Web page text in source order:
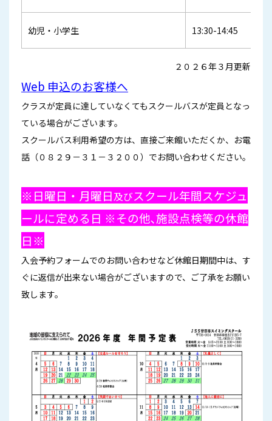
幼児・小学生 13:30-14:45
２０２６年３月更新
Web 申込のお客様へ
クラスが定員に達していなくてもスクールバスが定員となっ
ている場合がございます。
スクールバス利用希望の方は、直接ご来館いただくか、お電
話（０８２９－３１－３２００）でお問い合わせください。
※日曜日・月曜日及びスクール年間スケジュ
ールに定める日 ※その他､施設点検等の休館
日※
入会予約フォームでのお問い合わせなど休館日期間中は、す
ぐに返信が出来ない場合がございますので、ご了承をお願い
致します。